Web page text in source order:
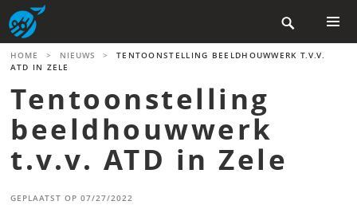
Skip
to
content

MENU
HOME > NIEUWS >
TENTOONSTELLING BEELDHOUWWERK T.V.V.
ATD IN ZELE
Tentoonstelling
beeldhouwwerk
t.v.v. ATD in Zele
GEPLAATST OP07/27/2022